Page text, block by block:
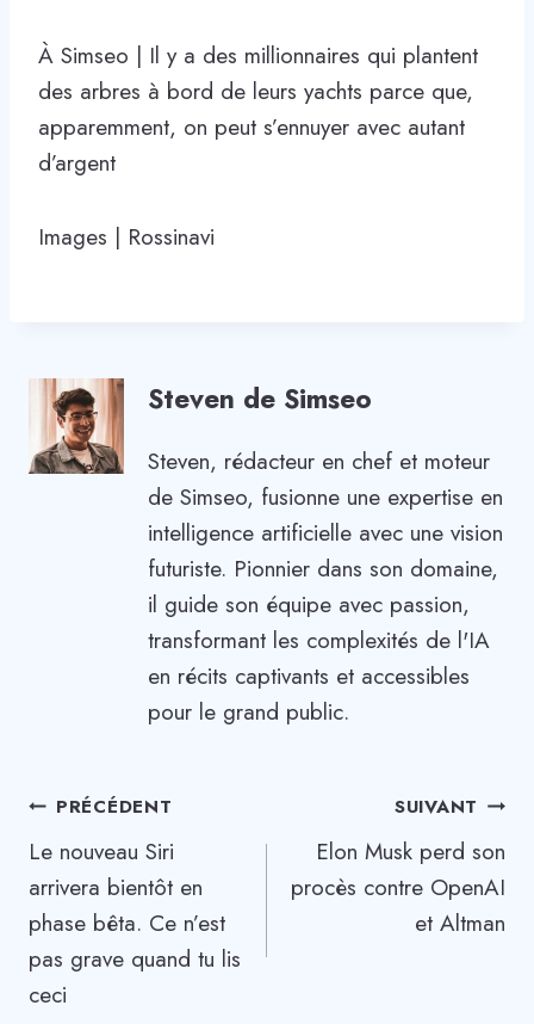
À Simseo | Il y a des millionnaires qui plantent
des arbres à bord de leurs yachts parce que,
apparemment, on peut s’ennuyer avec autant
d’argent
Images | Rossinavi
Steven de Simseo
Steven, rédacteur en chef et moteur
de Simseo, fusionne une expertise en
intelligence artificielle avec une vision
futuriste. Pionnier dans son domaine,
il guide son équipe avec passion,
transformant les complexités de l'IA
en récits captivants et accessibles
pour le grand public.
Navigation
de
l’article
PRÉCÉDENT
Le nouveau Siri
arrivera bientôt en
phase bêta. Ce n’est
pas grave quand tu lis
ceci
SUIVANT
Elon Musk perd son
procès contre OpenAI
et Altman